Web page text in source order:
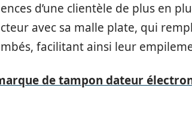
d’une clientèle de plus en
avec sa malle plate, qui
facilitant ainsi leur
de tampon dateur